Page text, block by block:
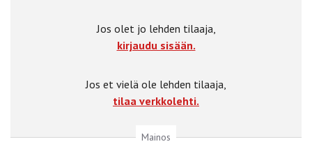
Jos olet jo lehden tilaaja,
kirjaudu sisään.
Jos et vielä ole lehden tilaaja,
tilaa verkkolehti.
Mainos